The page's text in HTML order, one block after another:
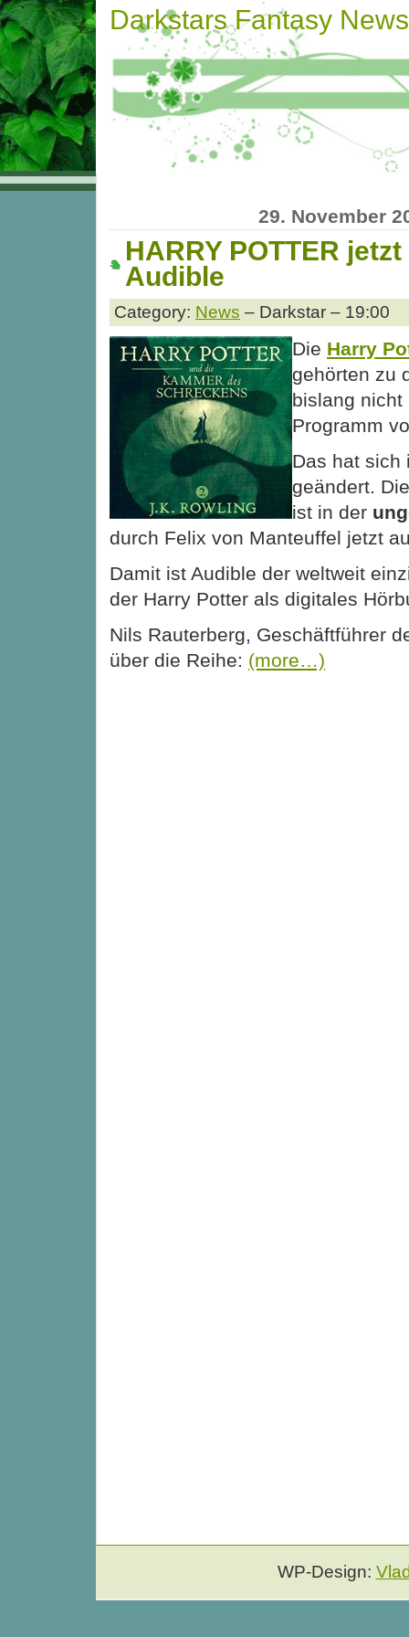
Darkstars Fantasy News
29. November
HARRY POTTER
Audible
Category: News – Darkstar – 19:00
Die Harry
gehörten zu
bislang nicht
Programm
Das hat sich
geändert.
ist in der
durch Felix von Manteuffel jetzt
Damit ist Audible der weltweit
der Harry Potter als digitales
Nils Rauterberg, Geschäftführer
über die Reihe: (more…)
WP-Design: